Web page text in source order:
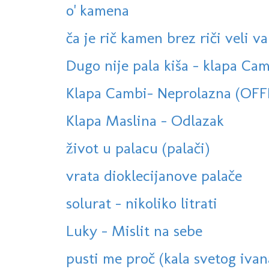
o' kamena
ča je rič kamen brez riči veli
Dugo nije pala kiša - klapa
Klapa Cambi- Neprolazna
Klapa Maslina - Odlazak
život u palacu (palači)
vrata dioklecijanove palače
solurat - nikoliko litrati
Luky - Mislit na sebe
pusti me proč (kala svetog